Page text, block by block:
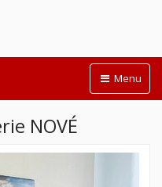
Menu
NOVÉ